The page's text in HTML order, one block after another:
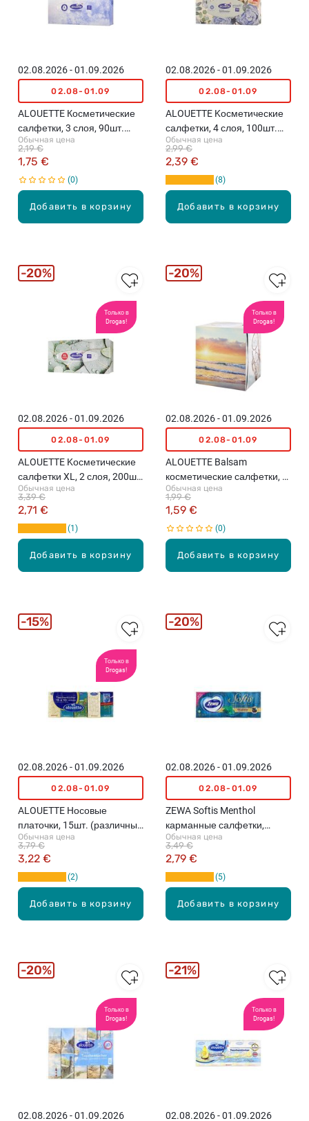
Добавить в корзину
02.08.2026 - 01.09.2026
02.08-01.09
ALOUETTE Косметические
салфетки, 3 слоя, 90шт.
(различные цвета)
Обычная цена
1,75 €
2,19 €
0
Добавить в корзину
02.08.2026 - 01.09.2026
02.08-01.09
ALOUETTE Kосметические
салфетки, 4 слоя, 100шт.
(различные цвета)
Обычная цена
2,39 €
2,99 €
8
Только в
Drogas!
Добавить в корзину
02.08.2026 - 01.09.2026
02.08-01.09
ALOUETTE Kосметические
салфетки XL, 2 слоя, 200шт.
(различные цвета)
Обычная цена
2,71 €
3,39 €
1
20%
Только в
Drogas!
Добавить в корзину
02.08.2026 - 01.09.2026
02.08-01.09
ALOUETTE Balsam
косметические салфетки, 3
слоя, 56шт. (различные
цвета)
Обычная цена
1,59 €
1,99 €
0
20%
Только в
Drogas!
Добавить в корзину
02.08.2026 - 01.09.2026
02.08-01.09
ALOUETTE Hосовые
платочки, 15шт. (различные
цвета)
Обычная цена
3,22 €
3,79 €
2
15%
Добавить в корзину
02.08.2026 - 01.09.2026
02.08-01.09
ZEWA Softis Menthol
карманные салфетки,
10шт.
Обычная цена
2,79 €
3,49 €
5
20%
Только в
Drogas!
02.08.2026 - 01.09.2026
20%
Только в
Drogas!
02.08.2026 - 01.09.2026
21%